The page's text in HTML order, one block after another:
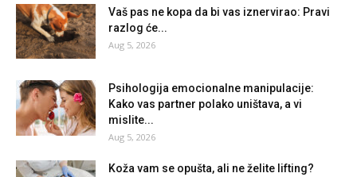
Vaš pas ne kopa da bi vas iznervirao: Pravi
razlog će...
Aug 5, 2026
Psihologija emocionalne manipulacije:
Kako vas partner polako uništava, a vi
mislite...
Aug 5, 2026
Koža vam se opušta, ali ne želite lifting?